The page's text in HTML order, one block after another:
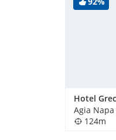
Hotel
Agia
124m